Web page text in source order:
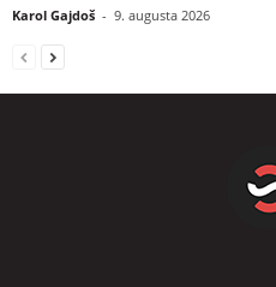
Karol Gajdoš - 9. augusta 2026